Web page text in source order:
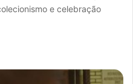
e celebração